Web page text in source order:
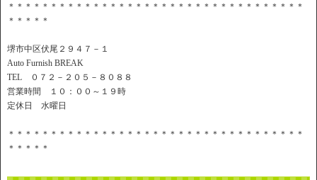
＊＊＊＊＊＊＊＊＊＊＊＊＊＊＊＊＊＊＊＊＊＊＊＊＊＊＊＊＊＊＊＊＊＊＊
＊＊＊＊＊
堺市中区伏尾２９４７－１
Auto Furnish BREAK
TEL ０７２－２０５－８０８８
営業時間 １０：００～１９時
定休日 水曜日
＊＊＊＊＊＊＊＊＊＊＊＊＊＊＊＊＊＊＊＊＊＊＊＊＊＊＊＊＊＊＊＊＊＊＊
＊＊＊＊＊